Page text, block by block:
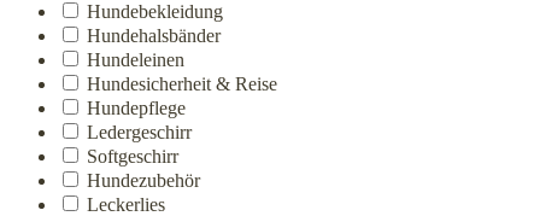
Hundebekleidung
Hundehalsbänder
Hundeleinen
Hundesicherheit & Reise
Hundepflege
Ledergeschirr
Softgeschirr
Hundezubehör
Leckerlies